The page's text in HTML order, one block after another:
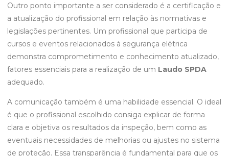
Outro ponto importante a ser considerado é a certificação e
a atualização do profissional em relação às normativas e
legislações pertinentes. Um profissional que participa de
cursos e eventos relacionados à segurança elétrica
demonstra comprometimento e conhecimento atualizado,
fatores essenciais para a realização de um Laudo SPDA
adequado.
A comunicação também é uma habilidade essencial. O ideal
é que o profissional escolhido consiga explicar de forma
clara e objetiva os resultados da inspeção, bem como as
eventuais necessidades de melhorias ou ajustes no sistema
de proteção. Essa transparência é fundamental para que os